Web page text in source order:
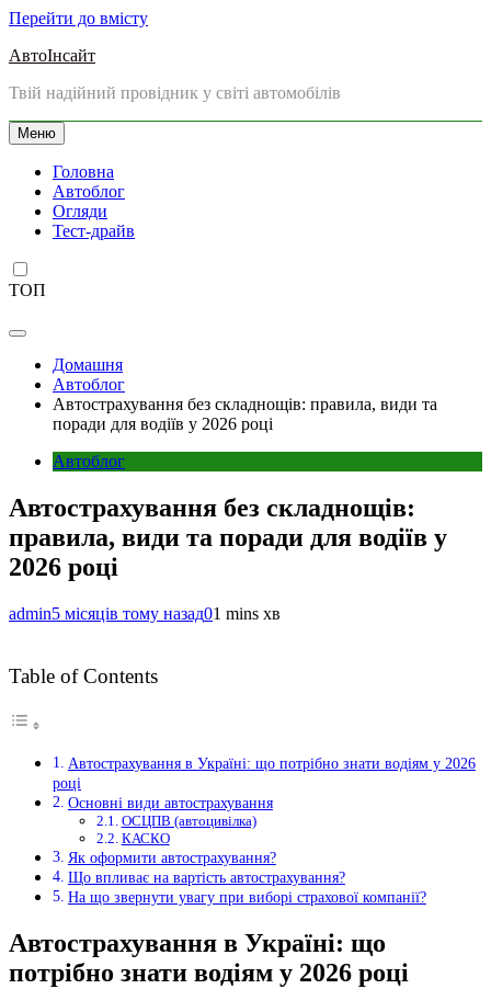
Перейти до вмісту
АвтоІнсайт
Твій надійний провідник у світі автомобілів
Меню
Головна
Автоблог
Огляди
Тест-драйв
ТОП
Домашня
Автоблог
Автострахування без складнощів: правила, види та
поради для водіїв у 2026 році
Автоблог
Автострахування без складнощів:
правила, види та поради для водіїв у
2026 році
admin5 місяців тому назад01 mins хв
Table of Contents
Автострахування в Україні: що потрібно знати водіям у 2026
році
Основні види автострахування
ОСЦПВ (автоцивілка)
КАСКО
Як оформити автострахування?
Що впливає на вартість автострахування?
На що звернути увагу при виборі страхової компанії?
Автострахування в Україні: що
потрібно знати водіям у 2026 році